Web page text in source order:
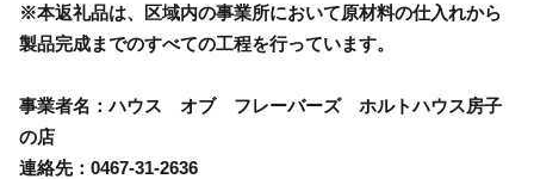
※本返礼品は、区域内の事業所において原材料の仕入れから
製品完成までのすべての工程を行っています。
事業者名：ハウス オブ フレーバーズ ホルトハウス房子
の店
連絡先：0467-31-2636